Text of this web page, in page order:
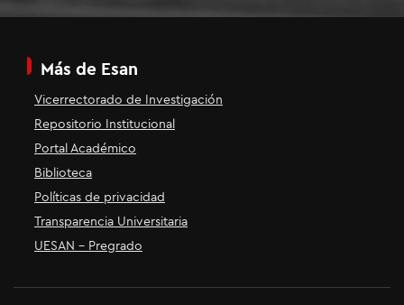
Más de Esan
Vicerrectorado de Investigación
Repositorio Institucional
Portal Académico
Biblioteca
Políticas de privacidad
Transparencia Universitaria
UESAN - Pregrado